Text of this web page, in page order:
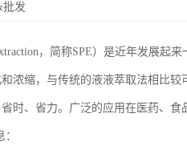
批发
，简称SPE）是近年发展
浓缩，与传统的液液萃取法相比
时、省力。广泛的应用在医药、食